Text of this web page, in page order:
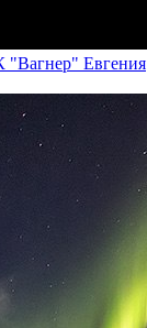
"Вагнер" Евгения